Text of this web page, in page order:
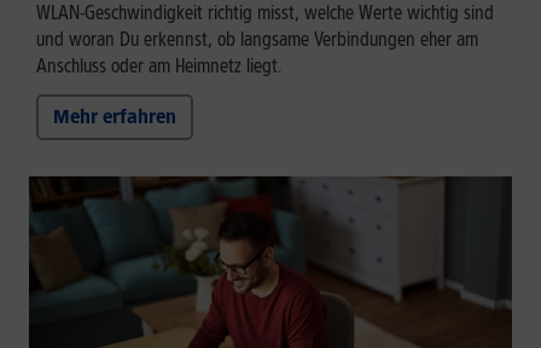
WLAN-Geschwindigkeit richtig misst, welche Werte wichtig sind
und woran Du erkennst, ob langsame Verbindungen eher am
Anschluss oder am Heimnetz liegt.
Mehr erfahren